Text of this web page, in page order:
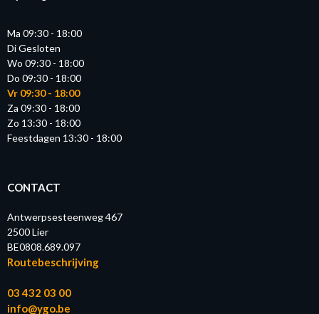
Ma 09:30 - 18:00
Di Gesloten
Wo 09:30 - 18:00
Do 09:30 - 18:00
Vr 09:30 - 18:00
Za 09:30 - 18:00
Zo 13:30 - 18:00
Feestdagen 13:30 - 18:00
CONTACT
Antwerpsesteenweg 467
2500 Lier
BE0808.689.097
Routebeschrijving
03 432 03 00
info@ygo.be